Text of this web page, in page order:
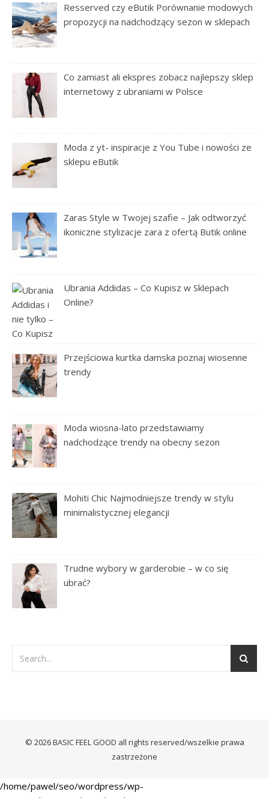
Resserved czy eButik Porównanie modowych
propozycji na nadchodzący sezon w sklepach
Co zamiast ali ekspres zobacz najlepszy sklep
internetowy z ubraniami w Polsce
Moda z yt- inspiracje z You Tube i nowości ze
sklepu eButik
Zaras Style w Twojej szafie – Jak odtworzyć
ikoniczne stylizacje zara z ofertą Butik online
Ubrania Addidas – Co Kupisz w Sklepach
Online?
Przejściowa kurtka damska poznaj wiosenne
trendy
Moda wiosna-lato przedstawiamy
nadchodzące trendy na obecny sezon
Mohiti Chic Najmodniejsze trendy w stylu
minimalistycznej elegancji
Trudne wybory w garderobie – w co się
ubrać?
© 2026 BASIC FEEL GOOD all rights reserved/wszelkie prawa
zastrzeżone
/home/pawel/seo/wordpress/wp-